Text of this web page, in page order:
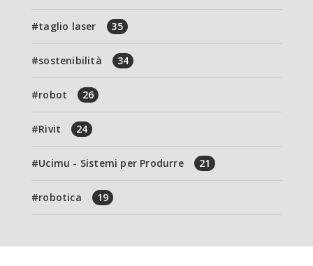
taglio laser 35
sostenibilità 34
robot 26
Rivit 24
Ucimu - Sistemi per Produrre 21
robotica 19